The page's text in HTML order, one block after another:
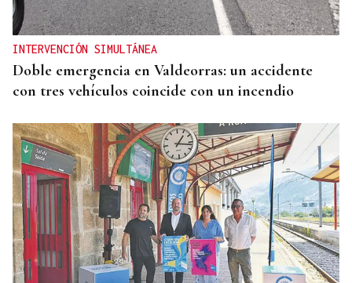
INTERVENCIÓN SIMULTÁNEA
Doble emergencia en Valdeorras: un accidente
con tres vehículos coincide con un incendio